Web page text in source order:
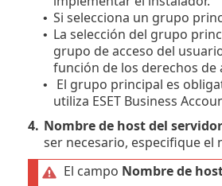
• Si selecciona un grupo
• La selección del grupo
grupo de acceso del
función de los derechos de
•
El grupo principal es
utiliza ESET Business
4. Nombre de host del
ser necesario, especifique el
El campo Nombre de